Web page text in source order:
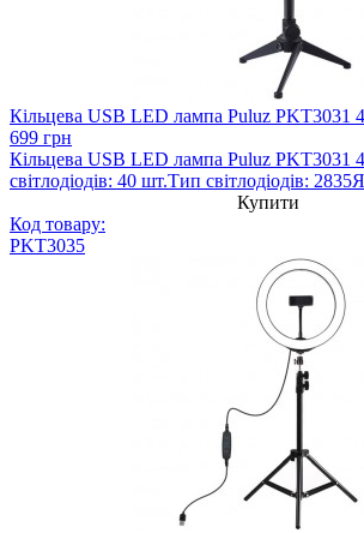
Кільцева USB LED лампа Puluz PKT3031
699 грн
Кільцева USB LED лампа Puluz PKT3031
світлодіодів: 40 шт.Тип світлодіодів:
Купити
Код товару:
PKT3035